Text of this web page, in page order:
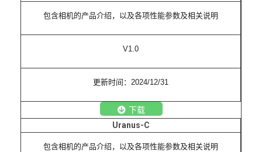
包含相机的产品介绍，以及各项性能参数及相关说明
V1.0
更新时间：2024/12/31
下载
Uranus-C
包含相机的产品介绍，以及各项性能参数及相关说明